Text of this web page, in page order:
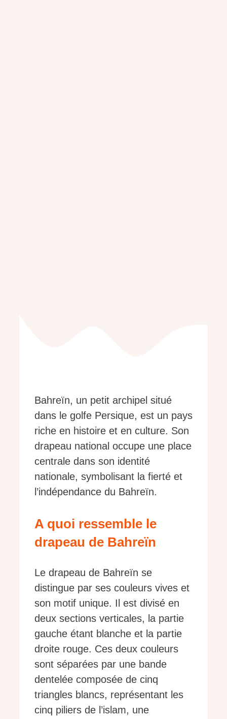
Bahreïn, un petit archipel situé
dans le golfe Persique, est un pays
riche en histoire et en culture. Son
drapeau national occupe une place
centrale dans son identité
nationale, symbolisant la fierté et
l’indépendance du Bahreïn.
A quoi ressemble le
drapeau de Bahreïn
Le drapeau de Bahreïn se
distingue par ses couleurs vives et
son motif unique. Il est divisé en
deux sections verticales, la partie
gauche étant blanche et la partie
droite rouge. Ces deux couleurs
sont séparées par une bande
dentelée composée de cinq
triangles blancs, représentant les
cinq piliers de l’islam, une